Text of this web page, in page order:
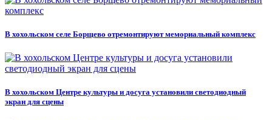
В хохольском селе Борщево отремонтируют мемориальный комплекс
В хохольском Центре культуры и досуга установили светодиодный
экран для сцены